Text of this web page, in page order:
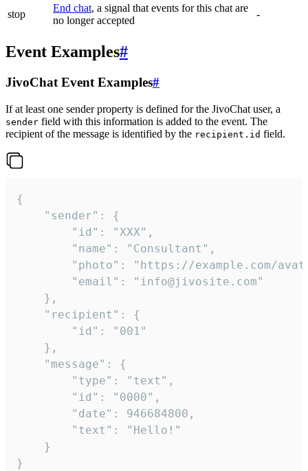
stop
End chat, a signal that events for this chat are
no longer accepted
-
Event Examples#
JivoChat Event Examples#
If at least one sender property is defined for the JivoChat user, a
sender field with this information is added to the event. The
recipient of the message is identified by the recipient.id field.
{
}